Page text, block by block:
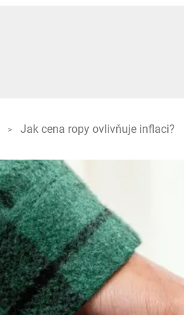
Jak cena ropy ovlivňuje inflaci?